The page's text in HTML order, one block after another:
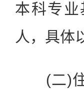
本科专业
人，具体
(二)住